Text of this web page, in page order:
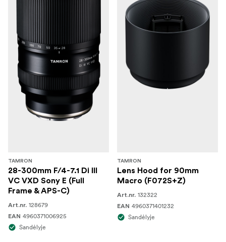
TAMRON
28-300mm F/4-7.1 Di III
VC VXD Sony E (Full
Frame & APS-C)
Art.nr. 128679
EAN 4960371006925
Sandėlyje
TAMRON
Lens Hood for 90mm
Macro (F072S+Z)
Art.nr. 132322
EAN 4960371401232
Sandėlyje